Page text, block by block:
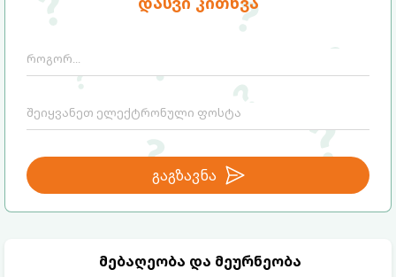
გაგზავნა
მებაღეობა და მეურნეობა